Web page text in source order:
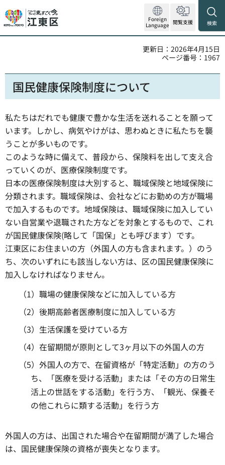
Foreign
Language 閲覧支援 検索
更新日：2026年4月15日
ページ番号：1967
国民健康保険制度について
私たちはだれでも健康で豊かな生活を送れることを願って
います。しかし、病気やけがは、思わぬときに私たちを襲
うことが多いものです。
このような時に備えて、普段から、保険料を出して支え合
っていくのが、医療保険制度です。
日本の医療保険制度は大別すると、職域保険と地域保険に
分類されます。職域保険は、会社などにお勤めの方が職場
で加入するものです。地域保険は、職域保険に加入してい
ない自営業や退職された方などを対象とするもので、これ
が国民健康保険(略して「国保」とも呼びます）です。
江東区にお住まいの方（外国人の方も含まれます。）のう
ち、次のいずれにも該当しない方は、区の国民健康保険に
加入しなければなりません。
（1）職場の健康保険などに加入している方
（2）後期高齢者医療制度に加入している方
（3）生活保護を受けている方
（4）在留期間が原則として3ヶ月以下の外国人の方
（5）外国人の方で、在留資格が「特定活動」の方のう
ち、「医療を受ける活動」または「その方の日常生
活上の世話をする活動」を行う方、「観光、保養そ
の他これらに類する活動」を行う方
外国人の方は、出国された場合や在留期間が満了した場合
は、国民健康保険の資格が喪失となります。